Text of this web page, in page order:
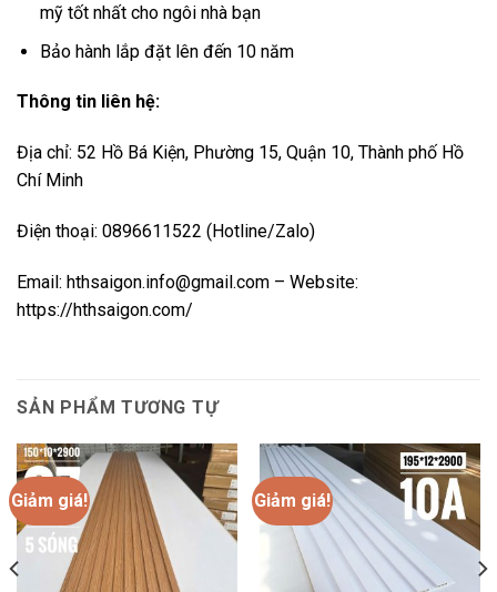
mỹ tốt nhất cho ngôi nhà bạn
Bảo hành lắp đặt lên đến 10 năm
Thông tin liên hệ:
Địa chỉ: 52 Hồ Bá Kiện, Phường 15, Quận 10, Thành phố Hồ
Chí Minh
Điện thoại: 0896611522 (Hotline/Zalo)
Email: hthsaigon.info@gmail.com – Website:
https://hthsaigon.com/
SẢN PHẨM TƯƠNG TỰ
Giảm giá! Giảm giá!